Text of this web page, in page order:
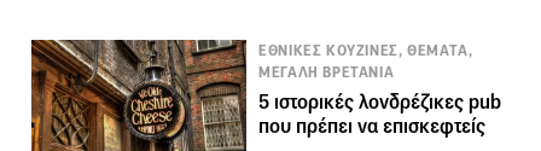
ΕΘΝΙΚΕΣ ΚΟΥΖΙΝΕΣ, ΘΕΜΑΤΑ,
ΜΕΓΑΛΗ ΒΡΕΤΑΝΙΑ
5 ιστορικές λονδρέζικες pub
που πρέπει να επισκεφτείς